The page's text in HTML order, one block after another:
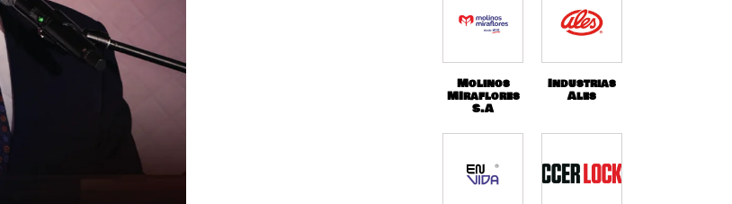
Molinos
MIraflores
S.A
Industrias
Ales